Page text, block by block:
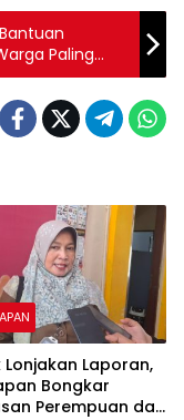
Paling
Lonjakan Laporan,
Bongkar
Perempuan dan